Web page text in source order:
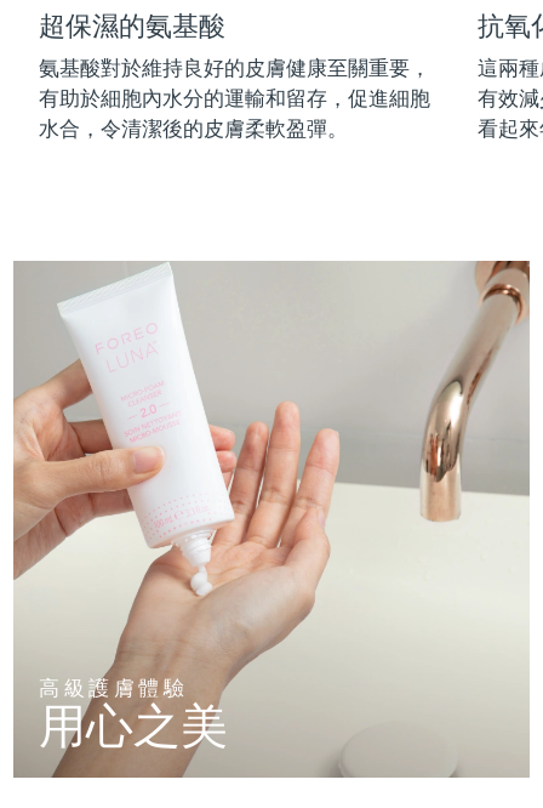
超保濕的氨基酸
氨基酸對於維持良好的皮膚健康至關重要，
有助於細胞內水分的運輸和留存，促進細胞
水合，令清潔後的皮膚柔軟盈彈。
抗氧
這兩
有效
看起
高級護膚體驗
用心之美
中國澳門特別行政區 10/08/2026
馬來西亞 預計送達日期11/08/2026
馬爾他 預計送達日期 08/08/2026
摩納哥 預計送達日期09/08/2026
荷蘭 08/08/2026
紐西蘭 08/08/2026
挪威 預計送達日期 08/08/2026
阿曼 預計送達日期11/08/2026
菲律賓 預計送達日期
預計送達日期
波多黎各
卡達 預計送達日期 09/08/2026